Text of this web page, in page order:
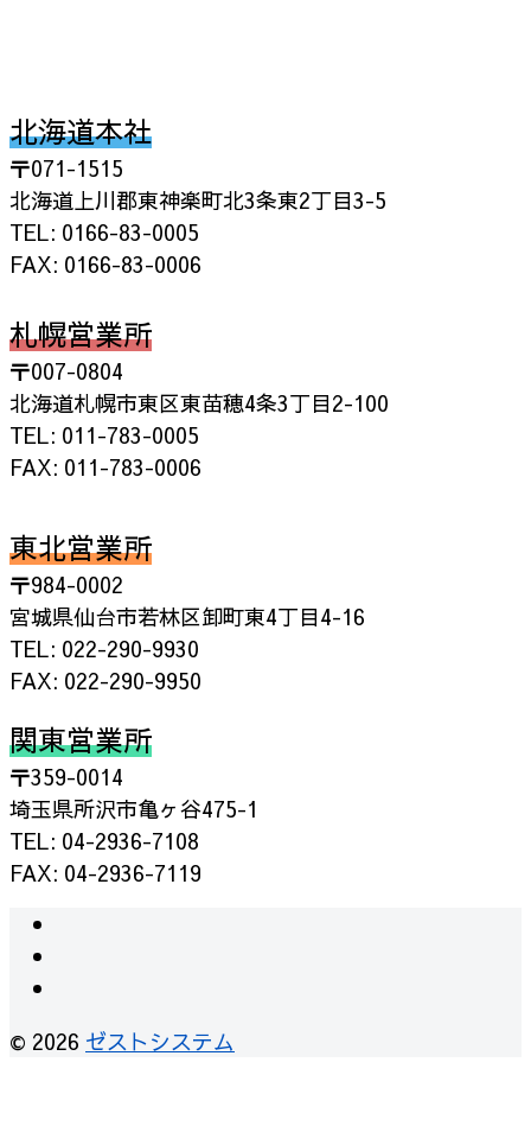
北海道本社
〒071-1515
北海道上川郡東神楽町北3条東2丁目3-5
TEL: 0166-83-0005
FAX: 0166-83-0006
札幌営業所
〒007-0804
北海道札幌市東区東苗穂4条3丁目2-100
TEL: 011-783-0005
FAX: 011-783-0006
東北営業所
〒984-0002
宮城県仙台市若林区卸町東4丁目4-16
TEL: 022-290-9930
FAX: 022-290-9950
関東営業所
〒359-0014
埼玉県所沢市亀ヶ谷475-1
TEL: 04-2936-7108
FAX: 04-2936-7119
© 2026 ゼストシステム